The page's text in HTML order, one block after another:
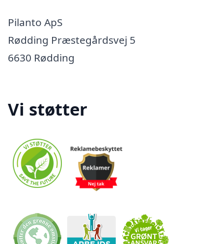
Pilanto ApS
Rødding Præstegårdsvej 5
6630 Rødding
Vi støtter